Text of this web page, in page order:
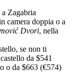
Zagabria
camera doppia o a
Dvori, nella
se non ti
da $541
o da $663 (€574)